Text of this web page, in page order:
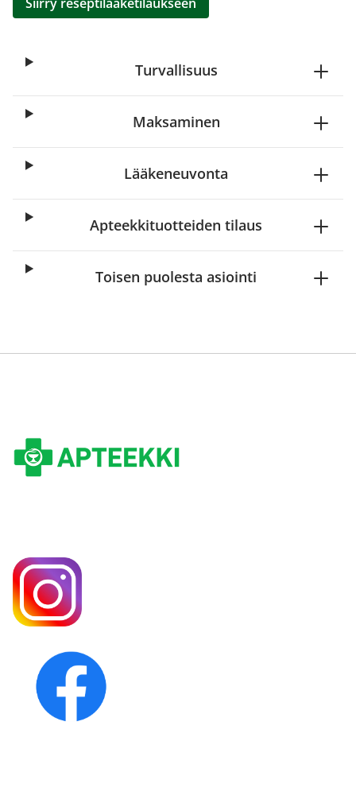
Turvallisuus
Maksaminen
Lääkeneuvonta
Apteekkituotteiden tilaus
Toisen puolesta asiointi